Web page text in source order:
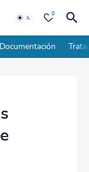
0
Documentación